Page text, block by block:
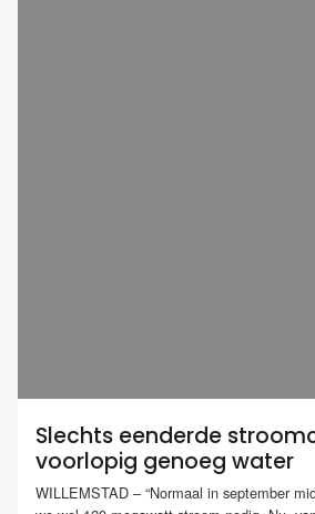
Slechts eenderde
voorlopig genoeg water
WILLEMSTAD – “Normaal in september